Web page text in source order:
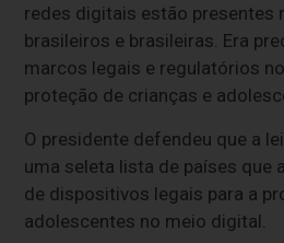
redes digitais estão presentes
brasileiros e brasileiras. Era
marcos legais e regulatórios
proteção de crianças e
O presidente defendeu que a
uma seleta lista de países que
de dispositivos legais para a
adolescentes no meio digital.